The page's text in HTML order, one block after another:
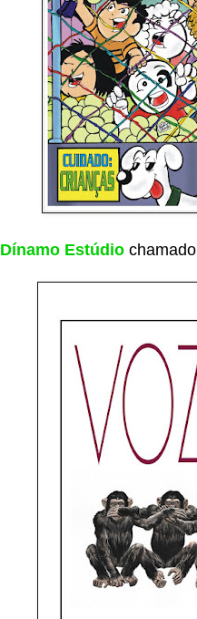
Dínamo Estúdiochamado